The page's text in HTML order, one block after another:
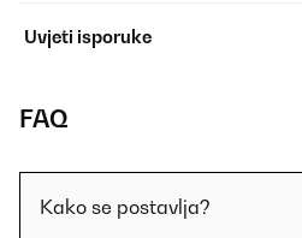
Uvjeti isporuke
FAQ
Kako se postavlja?